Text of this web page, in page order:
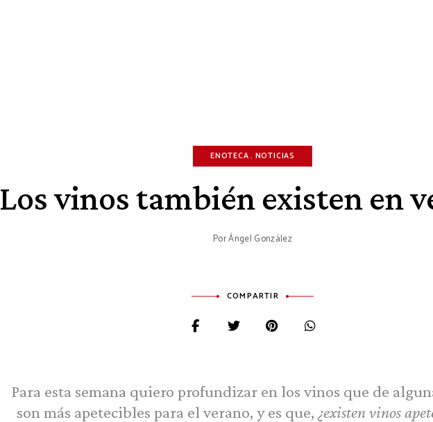
ENOTECA NOTICIAS
Los vinos también existen en
PorÁngel González
COMPARTIR
Para esta semana quiero profundizar en los vinos que de
son más apetecibles para el verano, y es que, ¿existen vinos